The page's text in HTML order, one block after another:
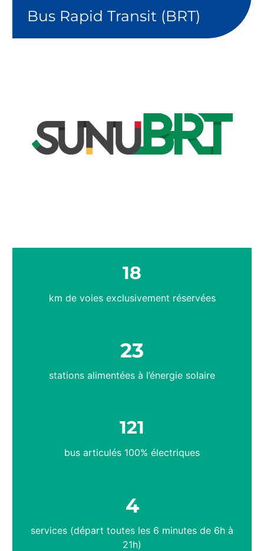
Bus Rapid Transit (BRT)
18
km de voies exclusivement réservées
23
stations alimentées à l’énergie solaire
121
bus articulés 100% électriques
4
services (départ toutes les 6 minutes de 6h à
21h)